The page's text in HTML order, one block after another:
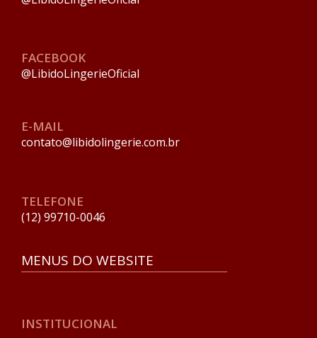
FACEBOOK
@LibidoLingerieOficial
E-MAIL
contato@libidolingerie.com.br
TELEFONE
(12) 99710-0046
MENUS DO WEBSITE
INSTITUCIONAL